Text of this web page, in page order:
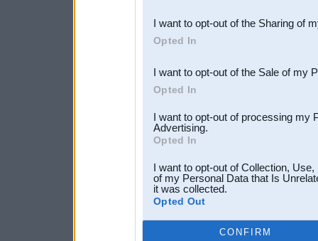
Downstream Participants
third parties.
I want to opt-out of the Sharing of
Opted In
I want to opt-out of the Sale of my
Opted In
I want to opt-out of processing my
Advertising.
Opted In
I want to opt-out of Collection,
of my Personal Data that Is
it was collected.
Opted Out
CONFIRM